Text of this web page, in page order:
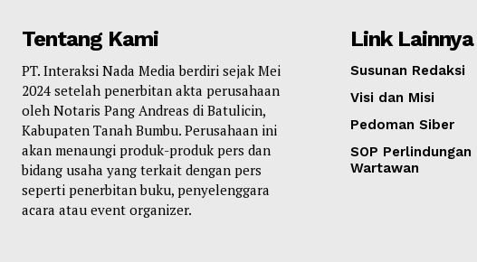
Tentang Kami
PT. Interaksi Nada Media berdiri sejak Mei
2024 setelah penerbitan akta perusahaan
oleh Notaris Pang Andreas di Batulicin,
Kabupaten Tanah Bumbu. Perusahaan ini
akan menaungi produk-produk pers dan
bidang usaha yang terkait dengan pers
seperti penerbitan buku, penyelenggara
acara atau event organizer.
Link Lainnya
Susunan Redaksi
Visi dan Misi
Pedoman Siber
SOP Perlindungan
Wartawan